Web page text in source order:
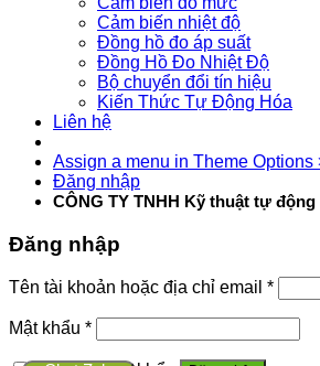
Cảm biến nhiệt độ
Đồng hồ đo áp suất
Đồng Hồ Đo Nhiệt Độ
Bộ chuyển đổi tín hiệu
Kiến Thức Tự Động Hóa
Liên hệ
Assign a menu in Theme Options
Đăng nhập
CÔNG TY TNHH Kỹ thuật tự
Đăng nhập
Tên tài khoản hoặc địa chỉ email *
Mật khẩu *